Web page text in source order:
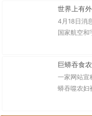
世界上有
4月18日消
国家航空和
巨蟒吞食
一家网站宣
蟒吞噬农妇